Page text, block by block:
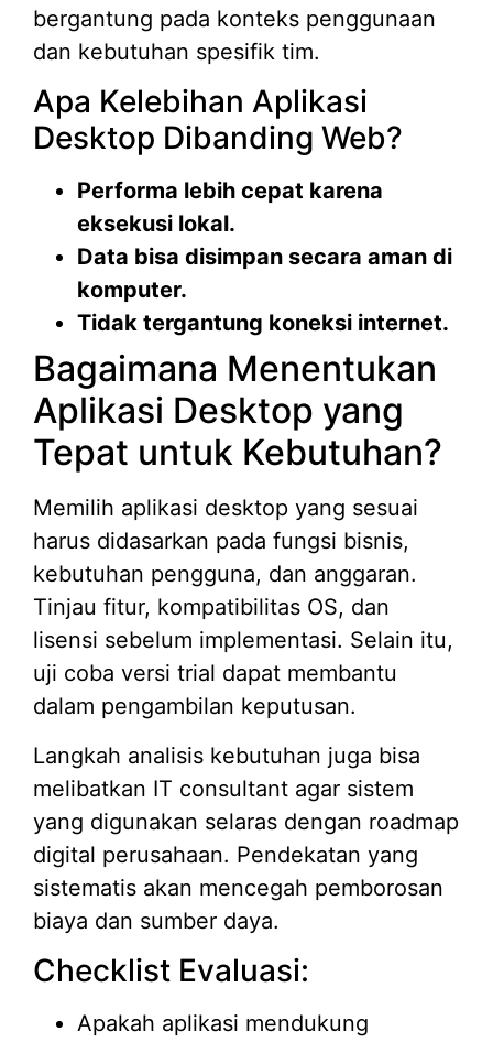
bergantung pada konteks penggunaan
dan kebutuhan spesifik tim.
Apa Kelebihan Aplikasi
Desktop Dibanding Web?
Performa lebih cepat karena
eksekusi lokal.
Data bisa disimpan secara aman di
komputer.
Tidak tergantung koneksi internet.
Bagaimana Menentukan
Aplikasi Desktop yang
Tepat untuk Kebutuhan?
Memilih aplikasi desktop yang sesuai
harus didasarkan pada fungsi bisnis,
kebutuhan pengguna, dan anggaran.
Tinjau fitur, kompatibilitas OS, dan
lisensi sebelum implementasi. Selain itu,
uji coba versi trial dapat membantu
dalam pengambilan keputusan.
Langkah analisis kebutuhan juga bisa
melibatkan IT consultant agar sistem
yang digunakan selaras dengan roadmap
digital perusahaan. Pendekatan yang
sistematis akan mencegah pemborosan
biaya dan sumber daya.
Checklist Evaluasi:
Apakah aplikasi mendukung